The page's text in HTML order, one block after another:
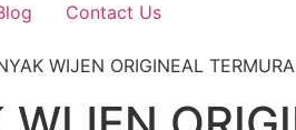
Contact Us
WIJEN ORIGINEAL